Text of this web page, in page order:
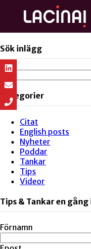
Sök inlägg
Kategorier
Citat
English posts
Nyheter
Poddar
Tankar
Tips
Videor
Tips & Tankar en
Förnamn